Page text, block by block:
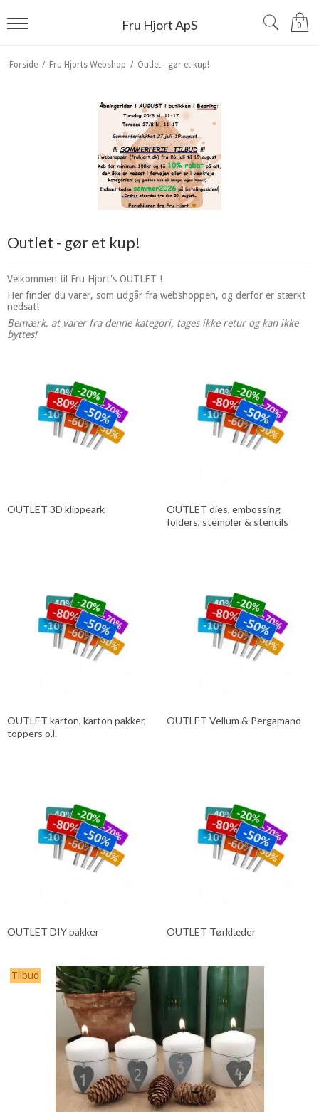
Fru Hjort ApS 0
Forside / Fru Hjorts Webshop / Outlet - gør et kup!
Outlet - gør et kup!
Velkommen til Fru Hjort's OUTLET !
Her finder du varer, som udgår fra webshoppen, og derfor er stærkt
nedsat!
Bemærk, at varer fra denne kategori, tages ikke retur og kan ikke
byttes!
OUTLET 3D klippeark
OUTLET dies, embossing
folders, stempler & stencils
OUTLET karton, karton pakker,
toppers o.l.
OUTLET Vellum & Pergamano
OUTLET DIY pakker OUTLET Tørklæder
Tilbud